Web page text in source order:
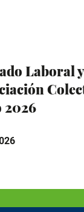
Laboral y
2026